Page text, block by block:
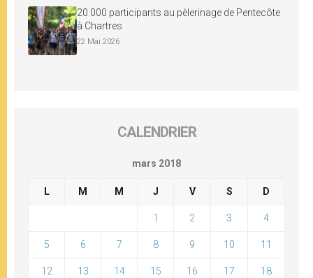
20 000 participants au pèlerinage de Pentecôte
à Chartres
22 Mai 2026
CALENDRIER
mars 2018
L M M J V S D
1 2 3 4
5 6 7 8 9 10 11
12 13 14 15 16 17 18